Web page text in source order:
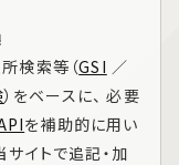
検索等（GSI ／
）をベースに、 必要
を補助的に用い
イトで追記・加